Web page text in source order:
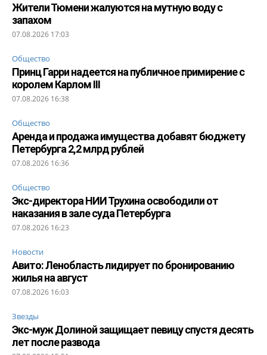
Жители Тюмени жалуются на мутную воду с
запахом
07.08.2026 17:03
Общество
Принц Гарри надеется на публичное примирение с
королем Карлом III
07.08.2026 16:38
Общество
Аренда и продажа имущества добавят бюджету
Петербурга 2,2 млрд рублей
07.08.2026 16:36
Общество
Экс-директора НИИ Трухина освободили от
наказания в зале суда Петербурга
07.08.2026 16:23
Новости
Авито: Ленобласть лидирует по бронированию
жилья на август
07.08.2026 16:03
Звезды
Экс-муж Долиной защищает певицу спустя десять
лет после развода